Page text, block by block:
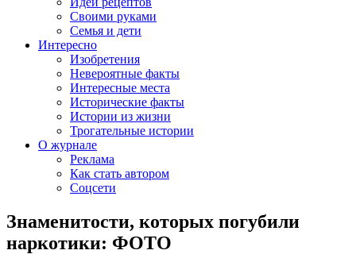
Своими руками
Семья и дети
Интересно
Изобретения
Невероятные факты
Интересные места
Исторические факты
Истории из жизни
Трогательные истории
О журнале
Реклама
Как стать автором
Соцсети
Знаменитости, которых погубили
наркотики: ФОТО